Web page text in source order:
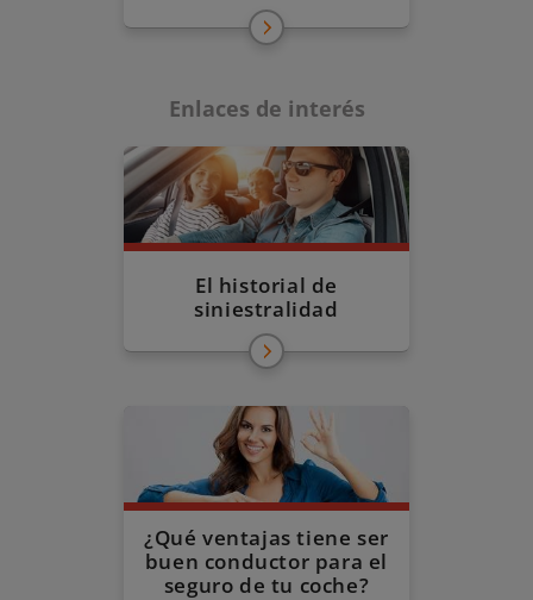
Enlaces de interés
El historial de
siniestralidad
¿Qué ventajas tiene ser
buen conductor para el
seguro de tu coche?